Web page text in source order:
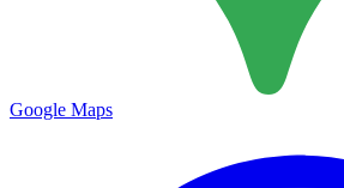
Google Maps